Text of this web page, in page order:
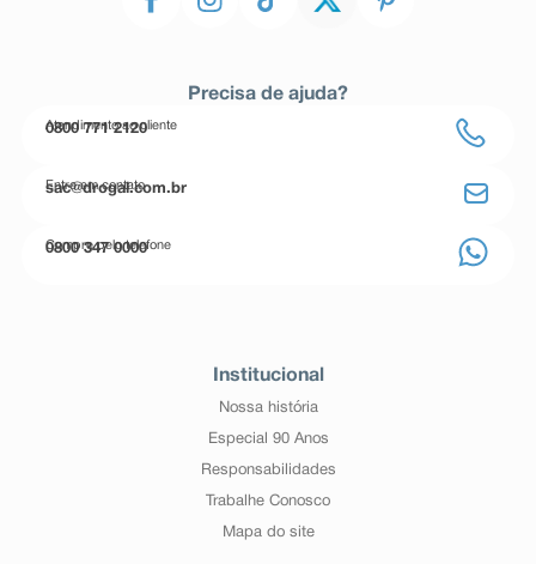
Precisa de ajuda?
Atendimento ao cliente
0800 771 2120
Entre em contato
sac@drogal.com.br
Compre pelo telefone
0800 347 0000
Institucional
Nossa história
Especial 90 Anos
Responsabilidades
Trabalhe Conosco
Mapa do site